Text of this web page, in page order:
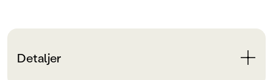
Detaljer